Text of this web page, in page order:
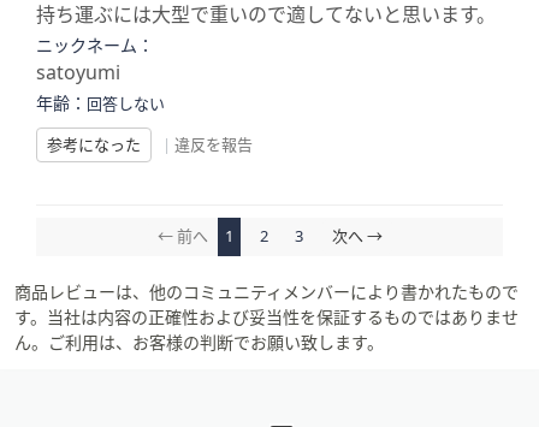
持ち運ぶには大型で重いので適してないと思います。
ニックネーム：
satoyumi
年齢： 回答しない
参考になった
| 違反を報告
← 前へ 1 2 3 次へ →
商品レビューは、他のコミュニティメンバーにより書かれたもので
す。当社は内容の正確性および妥当性を保証するものではありませ
ん。ご利用は、お客様の判断でお願い致します。